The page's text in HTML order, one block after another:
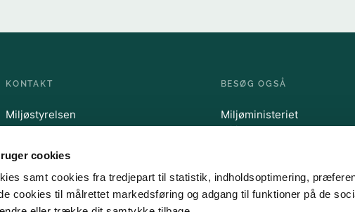
cookies
samt cookies fra tredjepart til statistik, indholdsoptimering,
cookies til målrettet markedsføring og adgang til funktioner på de
KONTAKT
Miljøstyrelsen
Lerchesgade 35
Tlf. 72 54 40 00
mst@mst.dk
BESØG OGSÅ
Miljøministeriet
Miljøstyrelsen